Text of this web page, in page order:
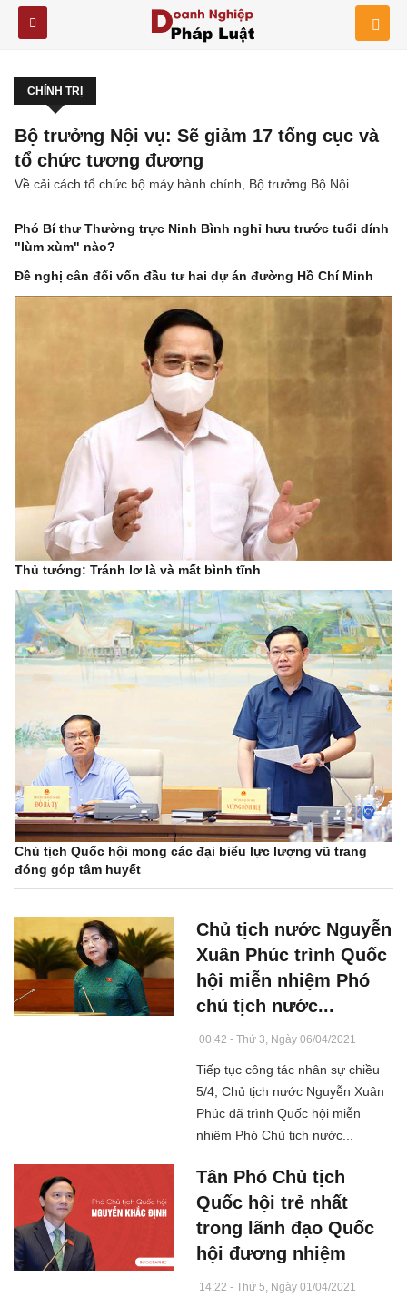
CHÍNH TRỊ
Bộ trưởng Nội vụ: Sẽ giảm 17 tổng cục và
tổ chức tương đương
Về cải cách tổ chức bộ máy hành chính, Bộ trưởng Bộ Nội...
Phó Bí thư Thường trực Ninh Bình nghỉ hưu trước tuổi dính
"lùm xùm" nào?
Đề nghị cân đối vốn đầu tư hai dự án đường Hồ Chí Minh
Thủ tướng: Tránh lơ là và mất bình tĩnh
Chủ tịch Quốc hội mong các đại biểu lực lượng vũ trang
đóng góp tâm huyết
Chủ tịch nước Nguyễn
Xuân Phúc trình Quốc
hội miễn nhiệm Phó
chủ tịch nước...
00:42 - Thứ 3, Ngày 06/04/2021
Tiếp tục công tác nhân sự chiều
5/4, Chủ tịch nước Nguyễn Xuân
Phúc đã trình Quốc hội miễn
nhiệm Phó Chủ tịch nước...
Tân Phó Chủ tịch
Quốc hội trẻ nhất
trong lãnh đạo Quốc
hội đương nhiệm
14:22 - Thứ 5, Ngày 01/04/2021